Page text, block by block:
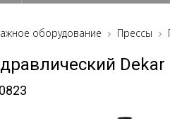
оборудование Прессы
Dekar